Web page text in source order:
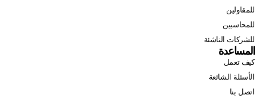
للمقاولين
للمحاسبين
للشركات الناشئة
المساعدة
كيف تعمل
الأسئلة الشائعة
اتصل بنا